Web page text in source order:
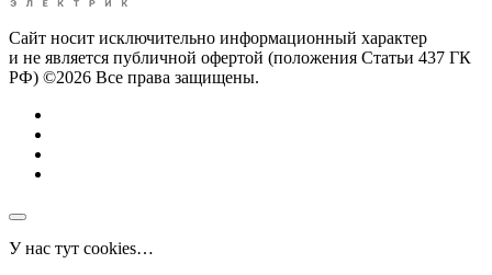
Сайт носит исключительно информационный характер
и не является публичной офертой (положения Статьи 437 ГК
РФ) ©2026 Все права защищены.
У нас тут cookies…